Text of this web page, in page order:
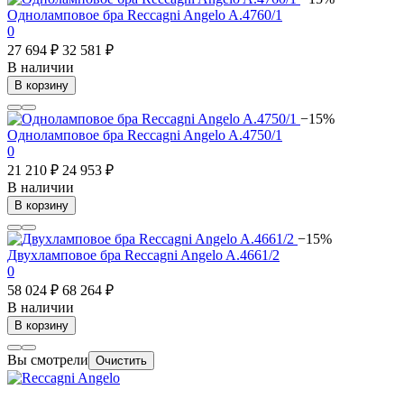
Одноламповое бра Reccagni Angelo A.4760/1
0
27 694 ₽ 32 581 ₽
В наличии
В корзину
−15%
Одноламповое бра Reccagni Angelo A.4750/1
0
21 210 ₽ 24 953 ₽
В наличии
В корзину
−15%
Двухламповое бра Reccagni Angelo A.4661/2
0
58 024 ₽ 68 264 ₽
В наличии
В корзину
Вы смотрели Очистить